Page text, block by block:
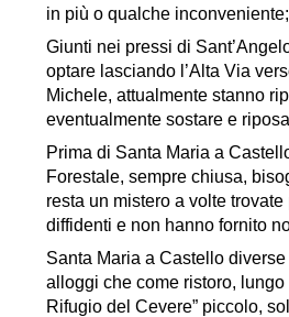
in più o qualche inconveniente;
Giunti nei pressi di
optare lasciando l’Alta Via
Michele, attualmente stanno
eventualmente sostare e
Prima di Santa Maria a
Forestale, sempre chiusa,
resta un mistero a volte
diffidenti e non hanno fornito
Santa Maria a Castello
alloggi che come ristoro, lungo
Rifugio del Cevere” piccolo,